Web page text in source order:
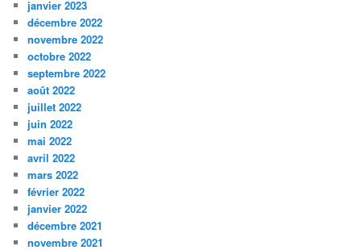
janvier 2023
décembre 2022
novembre 2022
octobre 2022
septembre 2022
août 2022
juillet 2022
juin 2022
mai 2022
avril 2022
mars 2022
février 2022
janvier 2022
décembre 2021
novembre 2021